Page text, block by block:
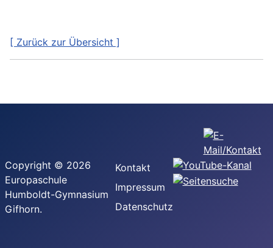
[ Zurück zur Übersicht ]
Copyright © 2026
Europaschule
Humboldt-Gymnasium
Gifhorn.
Kontakt
Impressum
Datenschutz